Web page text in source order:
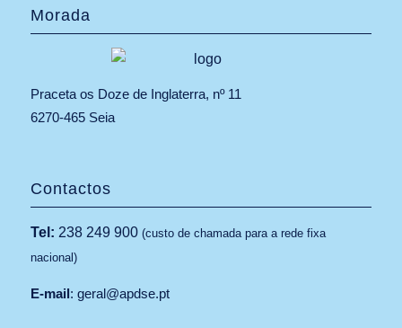
Morada
Praceta os Doze de Inglaterra, nº 11
6270-465 Seia
Contactos
Tel: 238 249 900(custo de chamada para a rede fixa
nacional)
E-mail: geral@apdse.pt